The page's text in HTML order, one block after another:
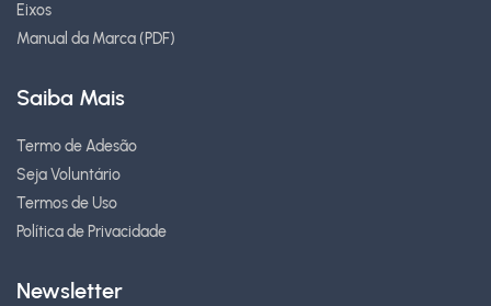
Eixos
Manual da Marca (PDF)
Saiba Mais
Termo de Adesão
Seja Voluntário
Termos de Uso
Política de Privacidade
Newsletter